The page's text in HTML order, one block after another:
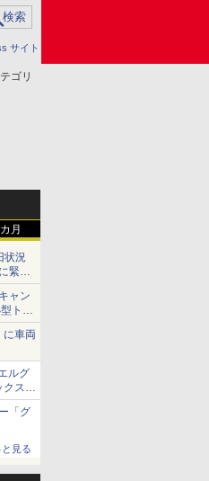
サイト
ゴリ
月
状況
緊急
ャン
トラ
に車両
ルグ
クス」
「グ
と見る